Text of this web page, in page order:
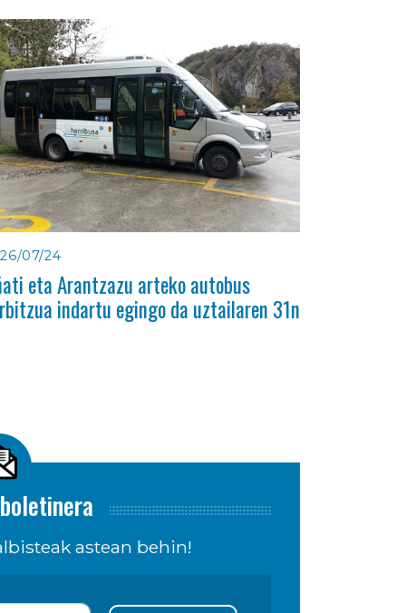
07/24
eta Arantzazu arteko autobus
indartu egingo da uztailaren 31n
astean behin!